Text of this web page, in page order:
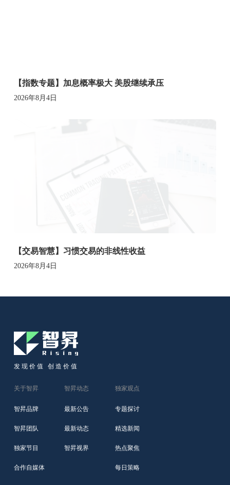
【指数专题】加息概率极大 美股继续承压
2026年8月4日
【交易智慧】习惯交易的非线性收益
2026年8月4日
发现价值 创造价值
关于智昇
智昇品牌
智昇团队
独家节目
合作自媒体
智昇动态
最新公告
最新动态
智昇视界
独家观点
专题探讨
精选新闻
热点聚焦
每日策略